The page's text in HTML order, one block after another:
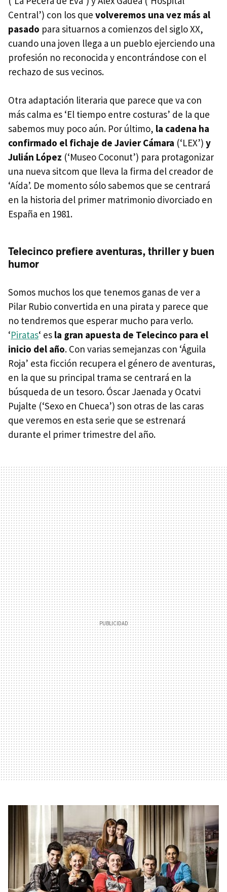
Central’) con los que volveremos una vez más al
pasado para situarnos a comienzos del siglo XX,
cuando una joven llega a un pueblo ejerciendo una
profesión no reconocida y encontrándose con el
rechazo de sus vecinos.
Otra adaptación literaria que parece que va con
más calma es ‘El tiempo entre costuras’ de la que
sabemos muy poco aún. Por último, la cadena ha
confirmado el fichaje de Javier Cámara (‘LEX’) y
Julián López (‘Museo Coconut’) para protagonizar
una nueva sitcom que lleva la firma del creador de
‘Aída’. De momento sólo sabemos que se centrará
en la historia del primer matrimonio divorciado en
España en 1981.
Telecinco prefiere aventuras, thriller y buen
humor
Somos muchos los que tenemos ganas de ver a
Pilar Rubio convertida en una pirata y parece que
no tendremos que esperar mucho para verlo.
‘Piratas‘ es la gran apuesta de Telecinco para el
inicio del año. Con varias semejanzas con ‘Águila
Roja’ esta ficción recupera el género de aventuras,
en la que su principal trama se centrará en la
búsqueda de un tesoro. Óscar Jaenada y Ocatvi
Pujalte (‘Sexo en Chueca’) son otras de las caras
que veremos en esta serie que se estrenará
durante el primer trimestre del año.